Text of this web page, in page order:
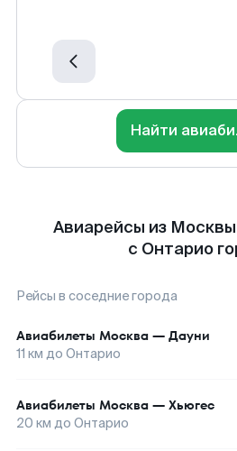
Найти
Авиарейсы из
с Онтарио
Рейсы в соседние города
Авиабилеты Москва — Дауни
11 км до Онтарио
Авиабилеты Москва — Хьюгес
20 км до Онтарио